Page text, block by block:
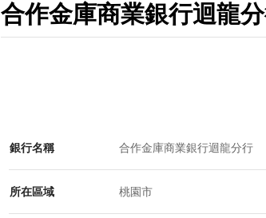
合作金庫商業銀行迴龍
銀行名稱 合作金庫商業銀行迴龍分行
所在區域 桃園市